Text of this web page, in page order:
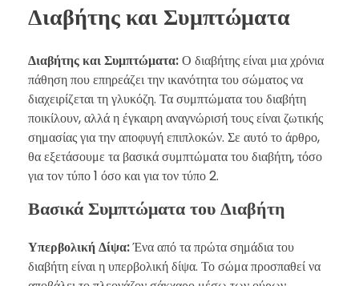
Διαβήτης και Συμπτώματα
Διαβήτης και Συμπτώματα:Ο διαβήτης είναι μια χρόνια
πάθηση που επηρεάζει την ικανότητα του σώματος να
διαχειρίζεται τη γλυκόζη. Τα συμπτώματα του διαβήτη
ποικίλουν, αλλά η έγκαιρη αναγνώρισή τους είναι ζωτικής
σημασίας για την αποφυγή επιπλοκών. Σε αυτό το άρθρο,
θα εξετάσουμε τα βασικά συμπτώματα του διαβήτη, τόσο
για τον τύπο 1 όσο και για τον τύπο 2.
Βασικά Συμπτώματα του Διαβήτη
Υπερβολική Δίψα:Ένα από τα πρώτα σημάδια του
διαβήτη είναι η υπερβολική δίψα. Το σώμα προσπαθεί να